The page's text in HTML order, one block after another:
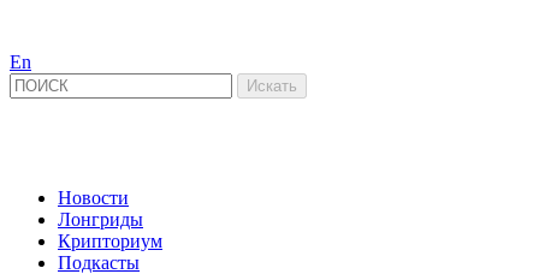
En
Новости
Лонгриды
Крипториум
Подкасты